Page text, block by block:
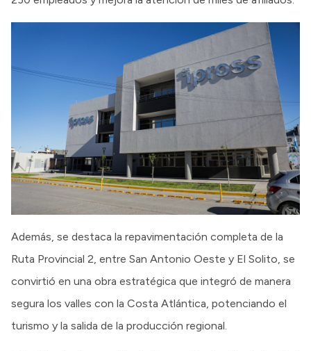
Además, se destaca la repavimentación completa de la
Ruta Provincial 2, entre San Antonio Oeste y El Solito, se
convirtió en una obra estratégica que integró de manera
segura los valles con la Costa Atlántica, potenciando el
turismo y la salida de la producción regional.